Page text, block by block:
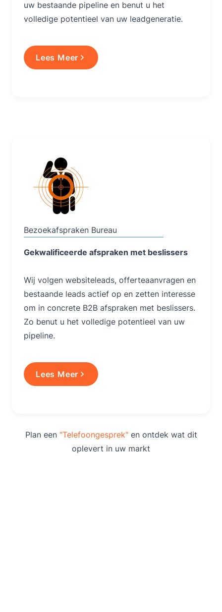
uw bestaande pipeline en benut u het
volledige potentieel van uw leadgeneratie.
Lees Meer
Bezoekafspraken Bureau
Gekwalificeerde afspraken met beslissers
Wij volgen websiteleads, offerteaanvragen en
bestaande leads actief op en zetten interesse
om in concrete B2B afspraken met beslissers.
Zo benut u het volledige potentieel van uw
pipeline.
Lees Meer
Plan een "Telefoongesprek" en ontdek wat dit
oplevert in uw markt